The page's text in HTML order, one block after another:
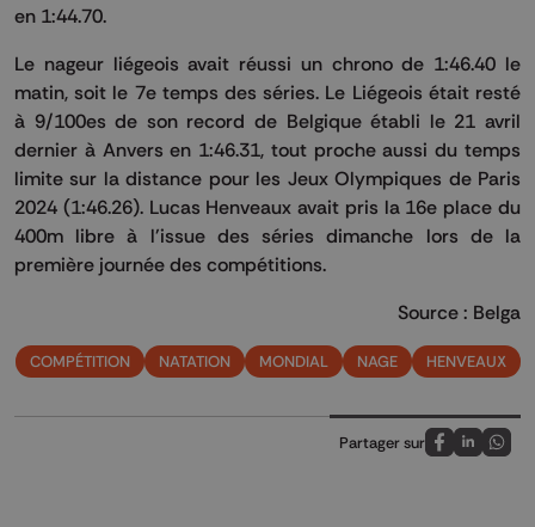
en 1:44.70.
Le nageur liégeois avait réussi un chrono de 1:46.40 le
matin, soit le 7e temps des séries. Le Liégeois était resté
à 9/100es de son record de Belgique établi le 21 avril
dernier à Anvers en 1:46.31, tout proche aussi du temps
limite sur la distance pour les Jeux Olympiques de Paris
2024 (1:46.26). Lucas Henveaux avait pris la 16e place du
400m libre à l'issue des séries dimanche lors de la
première journée des compétitions.
Source : Belga
COMPÉTITION NATATION MONDIAL NAGE HENVEAUX
Partager sur
Partagez sur
Partagez